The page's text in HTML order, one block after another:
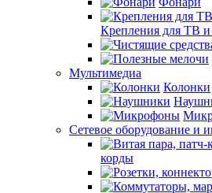
Крепления для ТВ
Мультимедиа
Колонки
Сетевое оборудование и
корды